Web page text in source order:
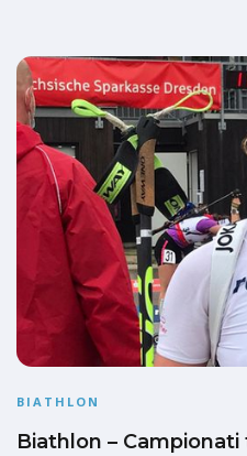
BIATHLON
Biathlon –